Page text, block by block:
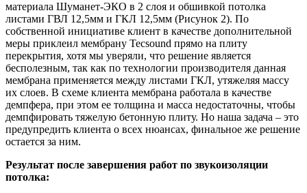
материала Шуманет-ЭКО в 2 слоя и обшивкой потолка
листами ГВЛ 12,5мм и ГКЛ 12,5мм (Рисунок 2). По
собственной инициативе клиент в качестве дополнительной
меры приклеил мембрану Tecsound прямо на плиту
перекрытия, хотя мы уверяли, что решение является
бесполезным, так как по технологии производителя данная
мембрана применяется между листами ГКЛ, утяжеляя массу
их слоев. В схеме клиента мембрана работала в качестве
демпфера, при этом ее толщина и масса недостаточны, чтобы
демпфировать тяжелую бетонную плиту. Но наша задача – это
предупредить клиента о всех нюансах, финальное же решение
остается за ним.
Результат после завершения работ по звукоизоляции
потолка: